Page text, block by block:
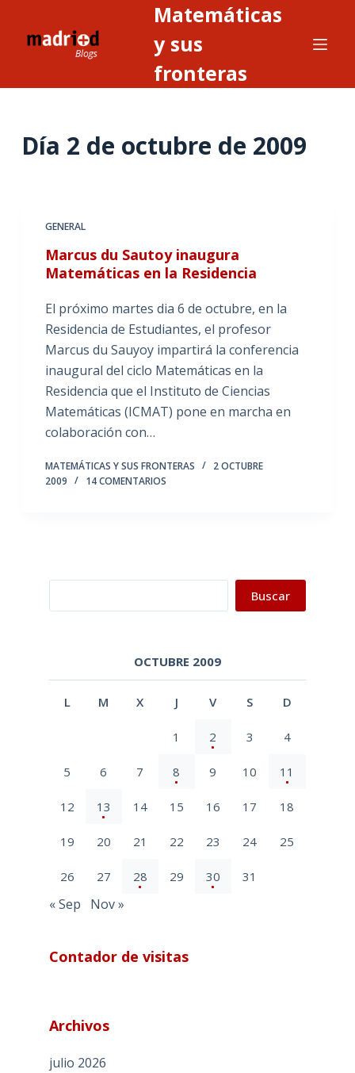
Matemáticas
y sus
fronteras
Día 2 de octubre de 2009
GENERAL
Marcus du Sautoy inaugura
Matemáticas en la Residencia
El próximo martes dia 6 de octubre, en la
Residencia de Estudiantes, el profesor
Marcus du Sauyoy impartirá la conferencia
inaugural del ciclo Matemáticas en la
Residencia que el Instituto de Ciencias
Matemáticas (ICMAT) pone en marcha en
colaboración con…
MATEMÁTICAS Y SUS FRONTERAS
2 OCTUBRE
2009
14 COMENTARIOS
Buscar
OCTUBRE 2009
L M X J V S D
1 2 3 4
5 6 7 8 9 10 11
12 13 14 15 16 17 18
19 20 21 22 23 24 25
26 27 28 29 30 31
« Sep Nov »
Contador de visitas
Archivos
julio 2026